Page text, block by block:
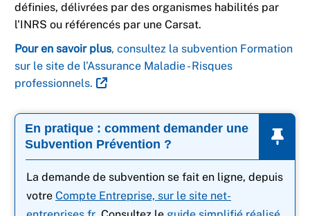
définies, délivrées par des organismes habilités par
l'INRS ou référencés par une Carsat.
Pour en savoir plus, consultez la subvention Formation
sur le site de l’Assurance Maladie - Risques
professionnels.
En pratique : comment demander une
Subvention Prévention ?
La demande de subvention se fait en ligne, depuis
votre Compte Entreprise, sur le site net-